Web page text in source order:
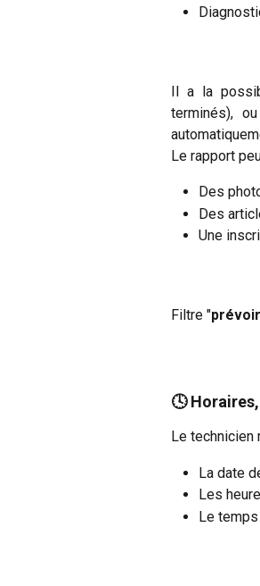
Il a la
terminés),
Le rapport
Des
Des
Une
Filtre "
🕓
Le technicien
La date
Les
Le